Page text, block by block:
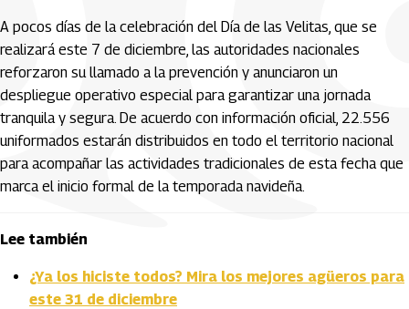
A pocos días de la celebración del Día de las Velitas, que se
realizará este 7 de diciembre, las autoridades nacionales
reforzaron su llamado a la prevención y anunciaron un
despliegue operativo especial para garantizar una jornada
tranquila y segura. De acuerdo con información oficial, 22.556
uniformados estarán distribuidos en todo el territorio nacional
para acompañar las actividades tradicionales de esta fecha que
marca el inicio formal de la temporada navideña.
Lee también
¿Ya los hiciste todos? Mira los mejores agüeros para
este 31 de diciembre